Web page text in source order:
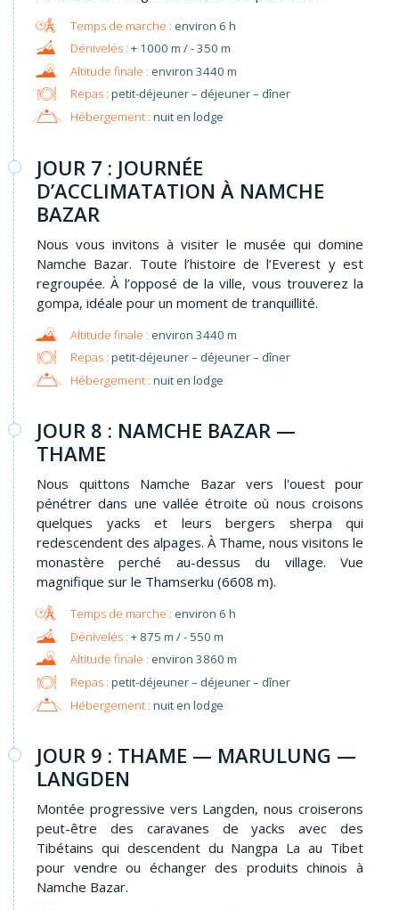
environ 6 h
+ 1000 m / - 350 m
environ 3440 m
Repas : petit-déjeuner – déjeuner – dîner
Hébergement : nuit en lodge
JOUR 7 : JOURNÉE
D’ACCLIMATATION À NAMCHE
BAZAR
Nous vous invitons à visiter le musée qui domine
Namche Bazar. Toute l’histoire de l’Everest y est
regroupée. À l’opposé de la ville, vous trouverez la
gompa, idéale pour un moment de tranquillité.
environ 3440 m
Repas : petit-déjeuner – déjeuner – dîner
Hébergement : nuit en lodge
JOUR 8 : NAMCHE BAZAR —
THAME
Nous quittons Namche Bazar vers l'ouest pour
pénétrer dans une vallée étroite où nous croisons
quelques yacks et leurs bergers sherpa qui
redescendent des alpages. À Thame, nous visitons le
monastère perché au-dessus du village. Vue
magnifique sur le Thamserku (6608 m).
environ 6 h
+ 875 m / - 550 m
environ 3860 m
Repas : petit-déjeuner – déjeuner – dîner
Hébergement : nuit en lodge
JOUR 9 : THAME — MARULUNG —
LANGDEN
Montée progressive vers Langden, nous croiserons
peut-être des caravanes de yacks avec des
Tibétains qui descendent du Nangpa La au Tibet
pour vendre ou échanger des produits chinois à
Namche Bazar.